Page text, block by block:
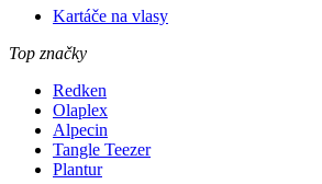
Kartáče na vlasy
Top značky
Redken
Olaplex
Alpecin
Tangle Teezer
Plantur